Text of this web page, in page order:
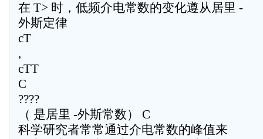
在 T> 时，低频介电常数的变化遵从居里 -
外斯定律
cT
,
cTT
C
????
（ 是居里 -外斯常数） C
科学研究者常常通过介电常数的峰值来